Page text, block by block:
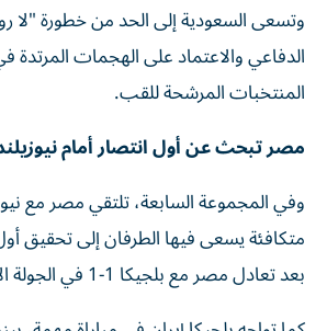
وتسعى السعودية إلى الحد من خطورة "لا
الدفاعي والاعتماد على الهجمات
المنتخبات المرشحة للقب.
مصر تبحث عن أول انتصار أمام
وفي المجموعة السابعة، تلتقي مصر مع
متكافئة يسعى فيها الطرفان إلى تحقيق
بعد تعادل مصر مع بلجيكا 1-1 في الجولة الأولى.